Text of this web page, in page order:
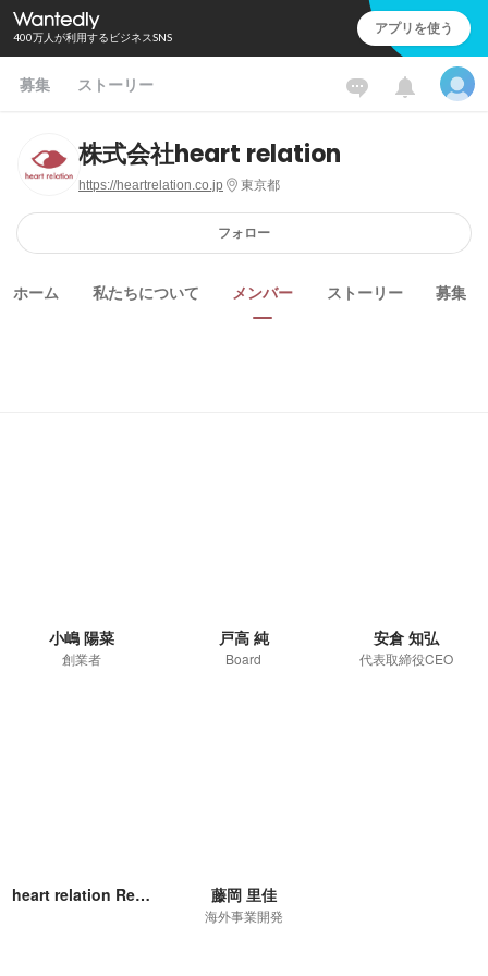
400万人が利用するビジネスSNS アプリを使う
募集 ストーリー
株式会社heart relation
https://heartrelation.co.jp 東京都
フォロー
ホーム 私たちについて メンバー ストーリー 募集
小嶋 陽菜
創業者
戸高 純
Board
安倉 知弘
代表取締役CEO
heart relation Recruiter 藤岡 里佳
海外事業開発